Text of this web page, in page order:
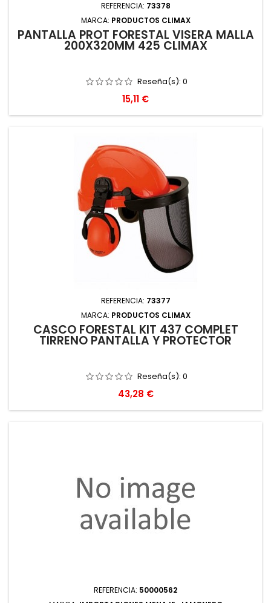
REFERENCIA: 73378
MARCA: PRODUCTOS CLIMAX
PANTALLA PROT FORESTAL VISERA MALLA
200X320MM 425 CLIMAX
Reseña(s): 0
Precio
15,11 €
REFERENCIA: 73377
MARCA: PRODUCTOS CLIMAX
CASCO FORESTAL KIT 437 COMPLET
TIRRENO PANTALLA Y PROTECTOR
Reseña(s): 0
Precio
43,28 €
REFERENCIA: 50000562